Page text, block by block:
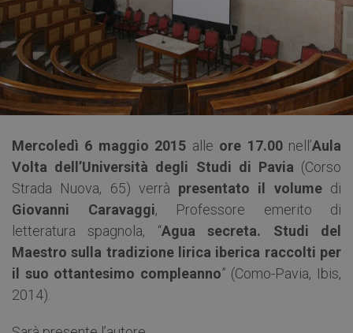
Mercoledì 6 maggio 2015 alle ore 17.00nell’Aula
Volta dell’Università degli Studi di Pavia (Corso
Strada Nuova, 65) verrà presentato il volumedi
Giovanni Caravaggi, Professore emerito di
letteratura spagnola, “Agua secreta. Studi del
Maestro sulla tradizione lirica iberica raccolti per
il suo ottantesimo compleanno” (Como-Pavia, Ibis,
2014).